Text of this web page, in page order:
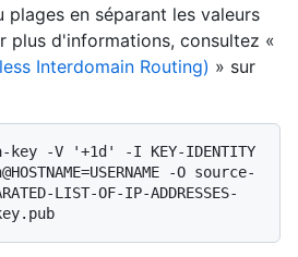
plages en séparant les valeurs
plus d'informations, consultez «
Interdomain Routing) » sur
-V '+1d' -I KEY-IDENTITY
-O source-
LIST-OF-IP-ADDRESSES-